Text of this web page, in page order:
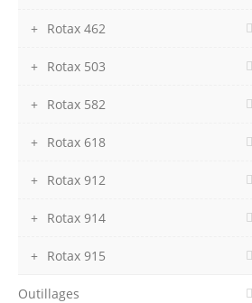
Rotax 462
Rotax 503
Rotax 582
Rotax 618
Rotax 912
Rotax 914
Rotax 915
Outillages